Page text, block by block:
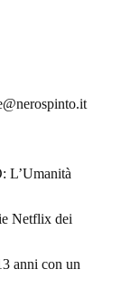
Netflix dei
anni con un